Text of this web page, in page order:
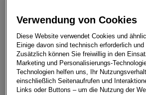
Pedalerie. Als Designkonzept wagt
weiten Sprung in die Formgebung
Jahrzehnte. Der Technikträger
Weise Innovationen bei Antrieb und
Digitalisierung und Nachhaltigkeit.
Auch der Aicon ist für rein
Verwendung von Cookies
Diese Website verwendet Cookies und
Einige davon sind technisch erforderlich
Zusätzlich können Sie freiwillig in den
Marketing und Personalisierungs-
Technologien helfen uns, Ihr
einschließlich Seitenaufrufen und
Links oder Buttons – um die Nutzung der